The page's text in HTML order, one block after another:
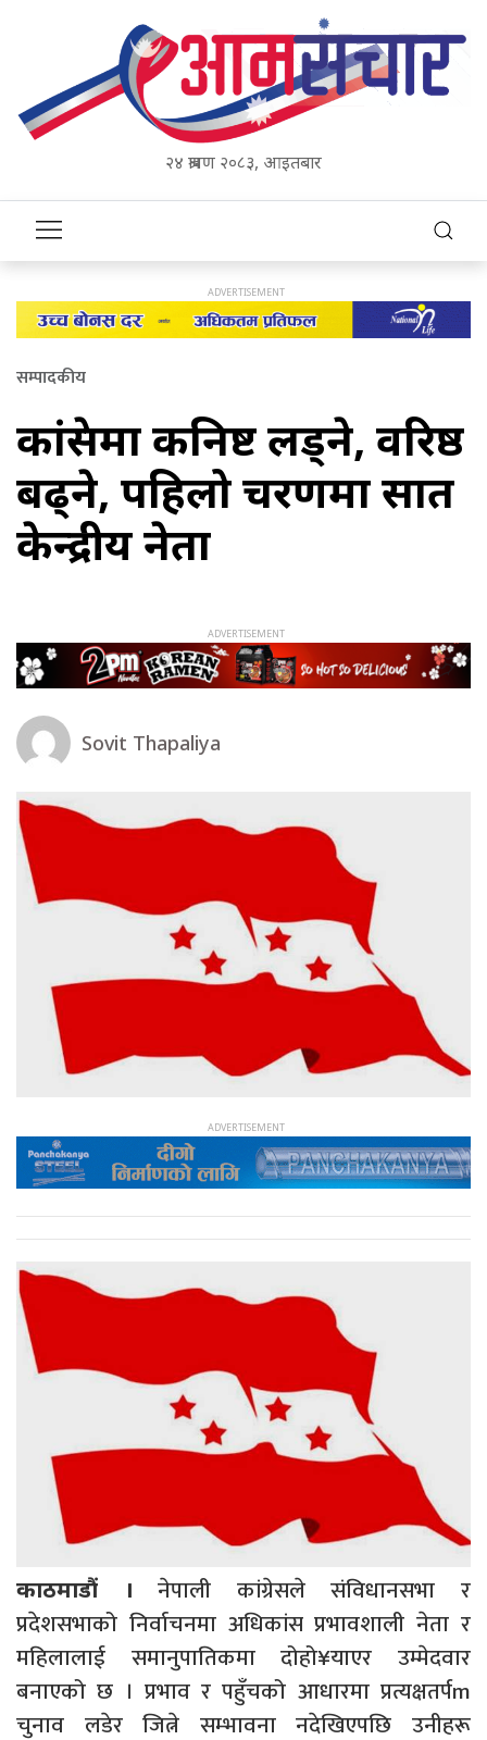
२४ श्रावण २०८३, आइतबार
सम्पादकीय
कांग्रेसमा कनिष्ट लड्ने, वरिष्ठ
बढ्ने, पहिलो चरणमा सात
केन्द्रीय नेता
Sovit Thapaliya
काठमाडौं ।
नेपाली कांग्रेसले संविधानसभा र
प्रदेशसभाको निर्वाचनमा अधिकांस प्रभावशाली नेता र
महिलालाई समानुपातिकमा दोहो¥याएर उम्मेदवार
बनाएको छ । प्रभाव र पहुँचको आधारमा प्रत्यक्षतर्पm
चुनाव लडेर जित्ने सम्भावना नदेखिएपछि उनीहरू